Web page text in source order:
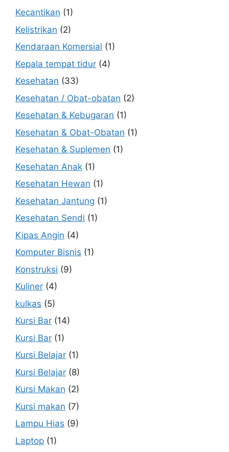
Kecantikan (1)
Kelistrikan (2)
Kendaraan Komersial (1)
Kepala tempat tidur (4)
Kesehatan (33)
Kesehatan / Obat-obatan (2)
Kesehatan & Kebugaran (1)
Kesehatan & Obat-Obatan (1)
Kesehatan & Suplemen (1)
Kesehatan Anak (1)
Kesehatan Hewan (1)
Kesehatan Jantung (1)
Kesehatan Sendi (1)
Kipas Angin (4)
Komputer Bisnis (1)
Konstruksi (9)
Kuliner (4)
kulkas (5)
Kursi Bar (14)
Kursi Bar (1)
Kursi Belajar (1)
Kursi Belajar (8)
Kursi Makan (2)
Kursi makan (7)
Lampu Hias (9)
Laptop (1)